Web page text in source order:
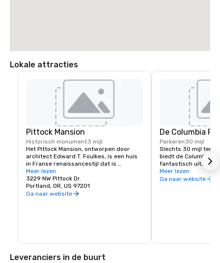
Lokale attracties
Pittock Mansion
Historisch monument3 mijl
Het Pittock Mansion, ontworpen door
architect Edward T. Foulkes, is een huis
in Franse renaissancestijl dat is
ontworpen om het uitzicht op het
centrum van Portland en de Cascade
Mountains vast te leggen. Gebouwd in
1912 voor de redacteur van The
Meer lezen
3229 NW Pittock Dr.
Portland, OR, US 97201
Ga naar website
De Columbia
Parkeren 30 mijl
Slechts 30 mijl ten
biedt de Columbia
fantastisch uitzicht,
mountainbikeroutes
watervallen. Enkele
Meer lezen
Ga naar website
Leveranciers in de buurt